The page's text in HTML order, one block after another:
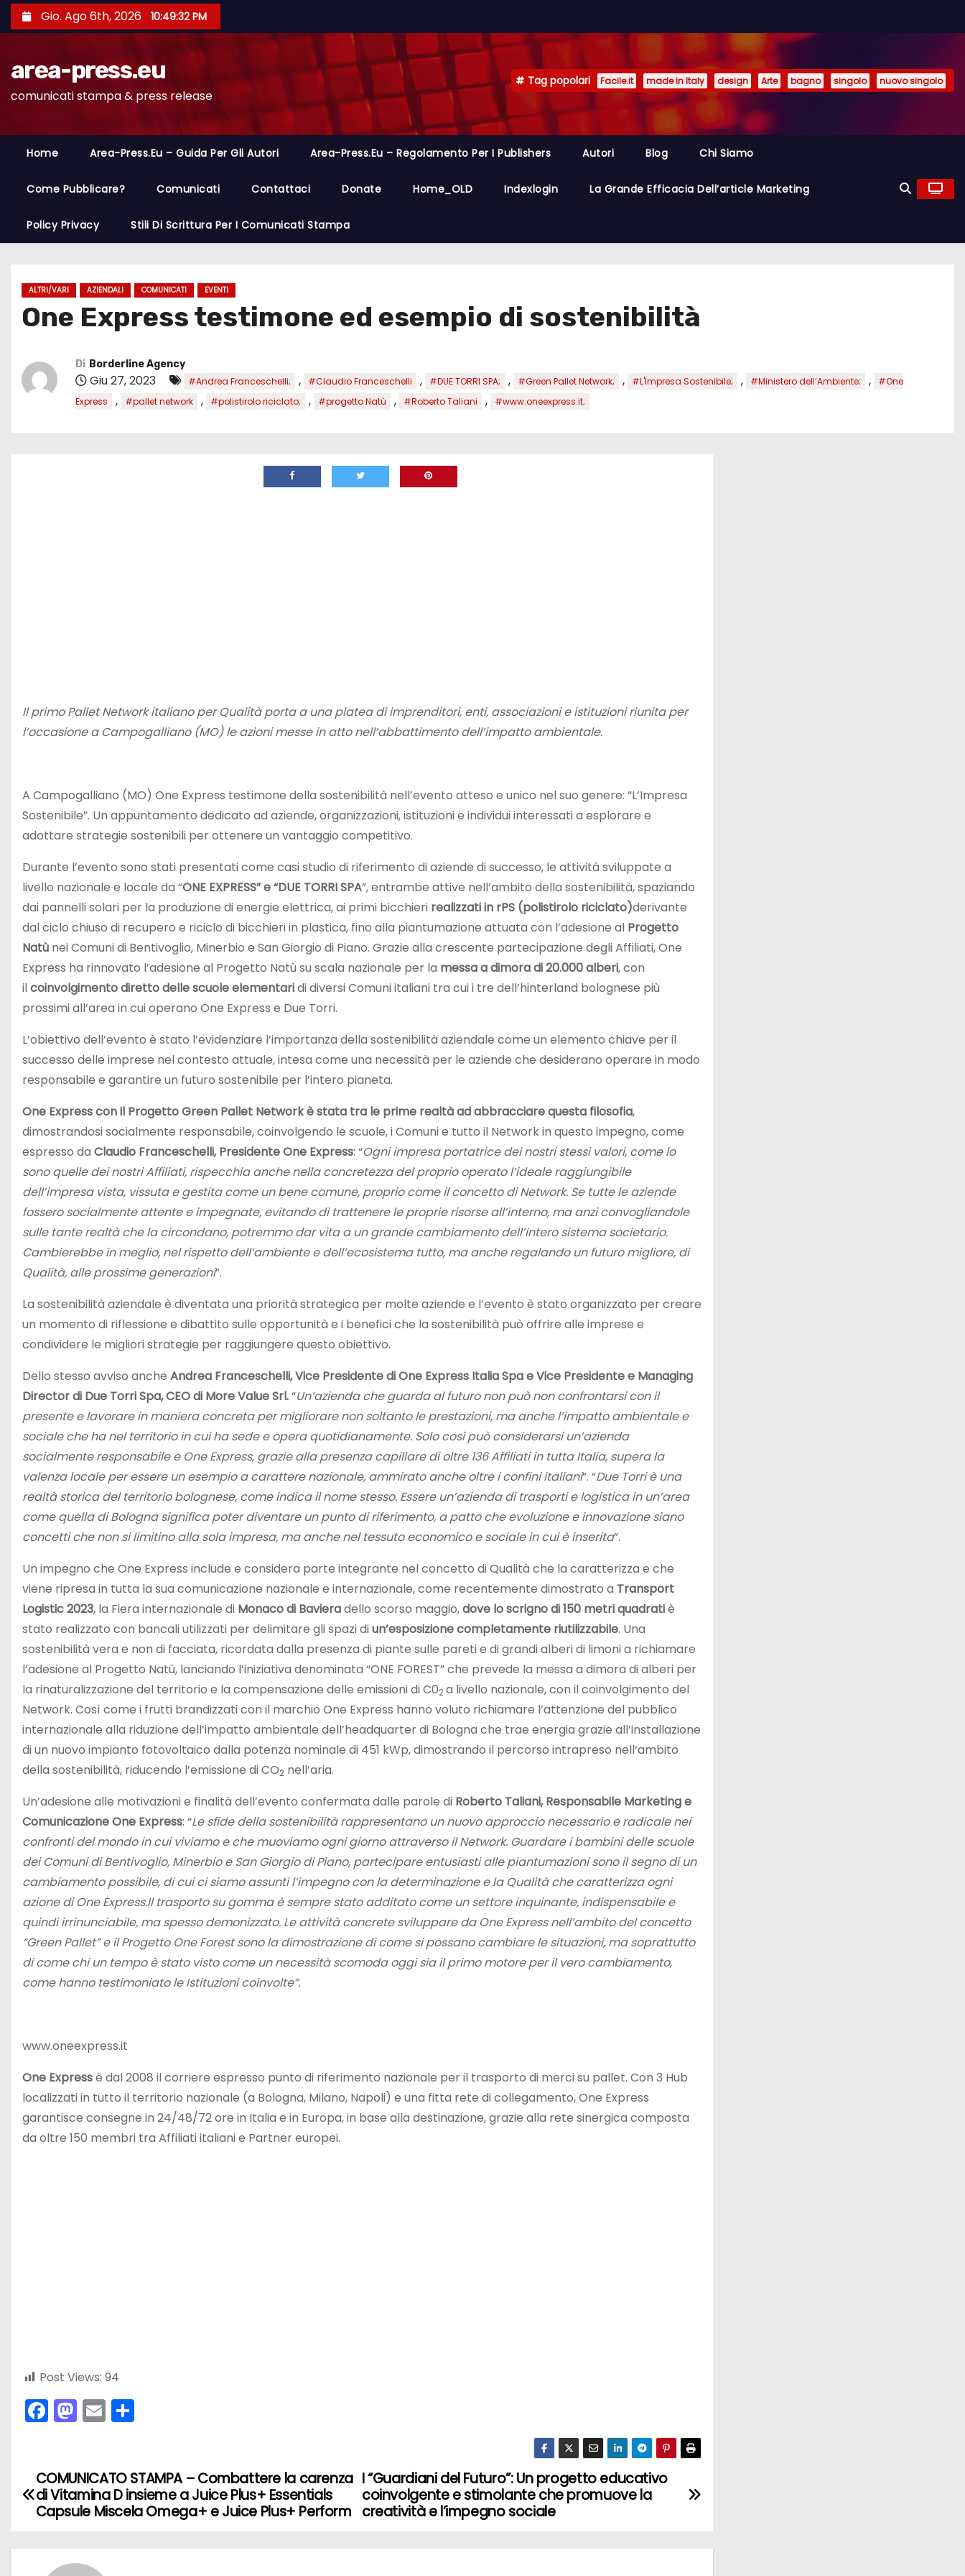
a
Gio. Ago 6th, 2026 10:49:33 PM
area-press.eu
comunicati stampa & press release
Tag popolari Facile.it made in Italy design Arte bagno singolo nuovo singolo
Home Area-Press.eu – Guida Per Gli Autori Area-Press.eu – Regolamento Per I Publishers Autori Blog Chi Siamo
Come Pubblicare? Comunicati Contattaci Donate Home_OLD Indexlogin La Grande Efficacia Dell’article Marketing
Policy Privacy Stili Di Scrittura Per I Comunicati Stampa
ALTRI/VARI AZIENDALI COMUNICATI EVENTI
One Express testimone ed esempio di sostenibilità
Di Borderline Agency
Giu 27, 2023 #Andrea Franceschelli; , #Claudio Franceschelli , #DUE TORRI SPA; , #Green Pallet Network; , #L'Impresa Sostenibile; , #Ministero dell’Ambiente; ,
#One
Express
, #pallet network , #polistirolo riciclato; , #progetto Natù , #Roberto Taliani , #www.oneexpress.it;
Il primo Pallet Network italiano per Qualità porta a una platea di imprenditori, enti, associazioni e istituzioni riunita per
l’occasione a Campogalliano (MO) le azioni messe in atto nell’abbattimento dell’impatto ambientale.
A Campogalliano (MO) One Express testimone della sostenibilità nell’evento atteso e unico nel suo genere: “L’Impresa
Sostenibile”. Un appuntamento dedicato ad aziende, organizzazioni, istituzioni e individui interessati a esplorare e
adottare strategie sostenibili per ottenere un vantaggio competitivo.
Durante l’evento sono stati presentati come casi studio di riferimento di aziende di successo, le attività sviluppate a
livello nazionale e locale da “ONE EXPRESS” e “DUE TORRI SPA”, entrambe attive nell’ambito della sostenibilità, spaziando
dai pannelli solari per la produzione di energie elettrica, ai primi bicchieri realizzati in rPS (polistirolo riciclato)derivante
dal ciclo chiuso di recupero e riciclo di bicchieri in plastica, fino alla piantumazione attuata con l’adesione al Progetto
Natù nei Comuni di Bentivoglio, Minerbio e San Giorgio di Piano. Grazie alla crescente partecipazione degli Affiliati, One
Express ha rinnovato l’adesione al Progetto Natù su scala nazionale per la messa a dimora di 20.000 alberi, con
ilcoinvolgimento diretto delle scuole elementaridi diversi Comuni italiani tra cui i tre dell’hinterland bolognese più
prossimi all’area in cui operano One Express e Due Torri.
L’obiettivo dell’evento è stato l’evidenziare l’importanza della sostenibilità aziendale come un elemento chiave per il
successo delle imprese nel contesto attuale, intesa come una necessità per le aziende che desiderano operare in modo
responsabile e garantire un futuro sostenibile per l’intero pianeta.
One Express con il Progetto Green Pallet Network è stata tra le prime realtà ad abbracciare questa filosofia,
dimostrandosi socialmente responsabile, coinvolgendo le scuole, i Comuni e tutto il Network in questo impegno, come
espresso da Claudio Franceschelli, Presidente One Express: “Ogni impresa portatrice dei nostri stessi valori, come lo
sono quelle dei nostri Affiliati, rispecchia anche nella concretezza del proprio operato l’ideale raggiungibile
dell’impresa vista, vissuta e gestita come un bene comune, proprio come il concetto di Network. Se tutte le aziende
fossero socialmente attente e impegnate, evitando di trattenere le proprie risorse all’interno, ma anzi convogliandole
sulle tante realtà che la circondano, potremmo dar vita a un grande cambiamento dell’intero sistema societario.
Cambierebbe in meglio, nel rispetto dell’ambiente e dell’ecosistema tutto, ma anche regalando un futuro migliore, di
Qualità, alle prossime generazioni”.
La sostenibilità aziendale è diventata una priorità strategica per molte aziende e l’evento è stato organizzato per creare
un momento di riflessione e dibattito sulle opportunità e i benefici che la sostenibilità può offrire alle imprese e
condividere le migliori strategie per raggiungere questo obiettivo.
Dello stesso avviso anche Andrea Franceschelli,Vice Presidente di One Express Italia Spa e Vice Presidente e Managing
Director di Due Torri Spa, CEO di More Value Srl.“Un’azienda che guarda al futuro non può non confrontarsi con il
presente e lavorare in maniera concreta per migliorare non soltanto le prestazioni, ma anche l’impatto ambientale e
sociale che ha nel territorio in cui ha sede e opera quotidianamente. Solo così può considerarsi un’azienda
socialmente responsabile e One Express, grazie alla presenza capillare di oltre 136 Affiliati in tutta Italia, supera la
valenza locale per essere un esempio a carattere nazionale, ammirato anche oltre i confini italiani”. “Due Torri è una
realtà storica del territorio bolognese, come indica il nome stesso. Essere un’azienda di trasporti e logistica in un’area
come quella di Bologna significa poter diventare un punto di riferimento, a patto che evoluzione e innovazione siano
concetti che non si limitino alla sola impresa, ma anche nel tessuto economico e sociale in cui è inserita”.
Un impegno che One Express include e considera parte integrante nel concetto di Qualità che la caratterizza e che
viene ripresa in tutta la sua comunicazione nazionale e internazionale, come recentemente dimostrato a Transport
Logistic 2023, la Fiera internazionale di Monaco di Bavieradello scorso maggio,dove lo scrigno di 150 metri quadratiè
stato realizzato con bancali utilizzati per delimitare gli spazi diun’esposizione completamente riutilizzabile. Una
sostenibilità vera e non di facciata, ricordata dalla presenza di piante sulle pareti e di grandi alberi di limoni a richiamare
l’adesione al Progetto Natù, lanciando l’iniziativa denominata “ONE FOREST” che prevede la messa a dimora di alberi per
la rinaturalizzazione del territorio e la compensazione delle emissioni di C02a livello nazionale, con il coinvolgimento del
Network. Così come i frutti brandizzati con il marchio One Express hanno voluto richiamare l’attenzione del pubblico
internazionale alla riduzione dell’impatto ambientale dell’headquarter di Bologna che trae energia grazie all’installazione
di un nuovo impianto fotovoltaico dalla potenza nominale di 451 kWp, dimostrando il percorso intrapreso nell’ambito
della sostenibilità, riducendo l’emissione di CO2 nell’aria.
Un’adesione alle motivazioni e finalità dell’evento confermata dalle parole di Roberto Taliani, Responsabile Marketing e
Comunicazione One Express: “Le sfide della sostenibilità rappresentano un nuovo approccio necessario e radicale nei
confronti del mondo in cui viviamo e che muoviamo ogni giorno attraverso il Network. Guardare i bambini delle scuole
dei Comuni di Bentivoglio, Minerbio e San Giorgio di Piano, partecipare entusiasti alle piantumazioni sono il segno di un
cambiamento possibile, di cui ci siamo assunti l’impegno con la determinazione e la Qualità che caratterizza ogni
azione di One Express.Il trasporto su gomma è sempre stato additato come un settore inquinante, indispensabile e
quindi irrinunciabile, ma spesso demonizzato. Le attività concrete sviluppare da One Express nell’ambito del concetto
“Green Pallet” e il Progetto One Forest sono la dimostrazione di come si possano cambiare le situazioni, ma soprattutto
di come chi un tempo è stato visto come un necessità scomoda oggi sia il primo motore per il vero cambiamento,
come hanno testimoniato le Istituzioni coinvolte”.
www.oneexpress.it
One Expressè dal 2008 il corriere espresso punto di riferimento nazionale per il trasporto di merci su pallet. Con 3 Hub
localizzati in tutto il territorio nazionale (a Bologna, Milano, Napoli) e una fitta rete di collegamento, One Express
garantisce consegne in 24/48/72 ore in Italia e in Europa, in base alla destinazione, grazie alla rete sinergica composta
da oltre 150 membri tra Affiliati italiani e Partner europei.
Post Views: 94
F
a
e
b
o
o
M
a
o
d
o
n
E
m
l di
vi
di
N
v
I “Guardiani del Futuro”: Un progetto educativo
coinvolgente e stimolante che promuove la
creatività e l’impegno sociale
COMUNICATO STAMPA – Combattere la carenza
di Vitamina D insieme a Juice Plus+ Essentials
Capsule Miscela Omega+ e Juice Plus+ Perform